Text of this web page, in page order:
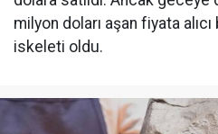
milyon doları aşan fiyata
iskeleti oldu.